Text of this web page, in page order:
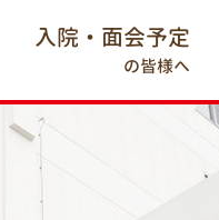
入院・面会予定
の皆様へ